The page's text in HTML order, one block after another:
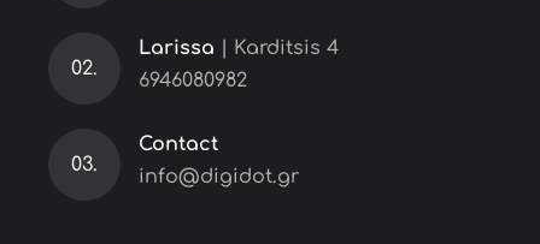
02.
Larissa | Karditsis 4
6946080982
03.
Contact
info@digidot.gr